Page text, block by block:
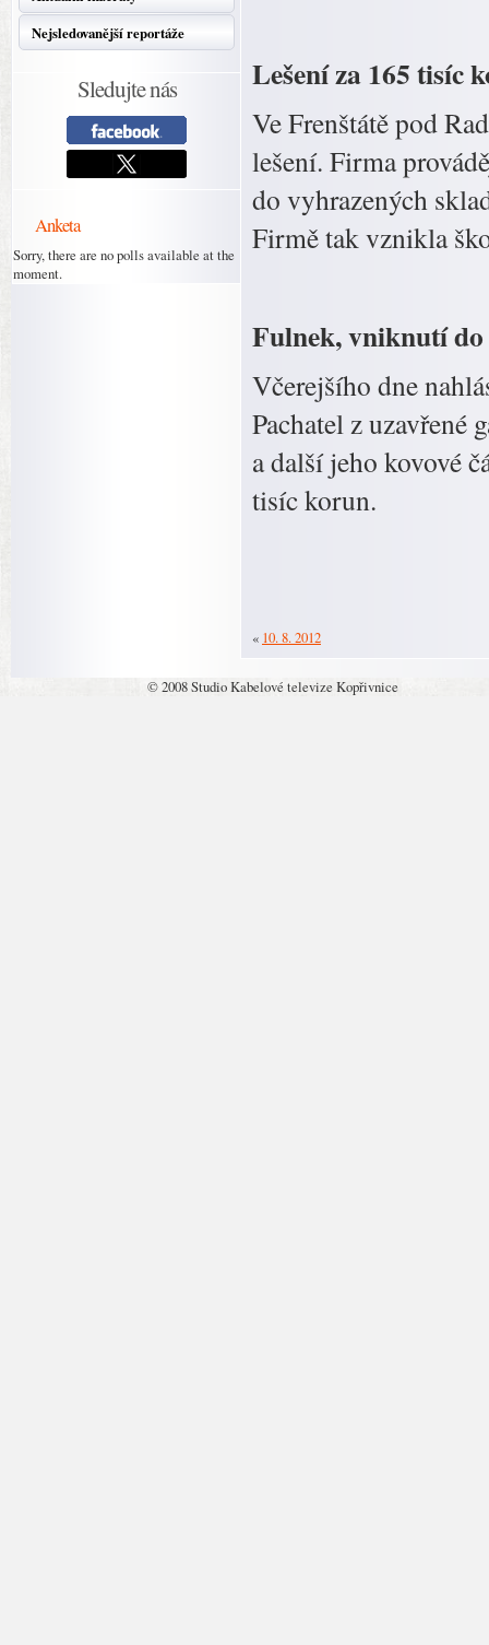
Nejsledovanější reportáže
Sledujte nás
Anketa
Sorry, there are no polls available at the
moment.
Lešení za 165 tisíc
Ve Frenštátě pod
lešení. Firma
do vyhrazených
Firmě tak vznikla
Fulnek, vniknutí
Včerejšího dne
Pachatel z uzavřené
a další jeho kovové
tisíc korun.
« 10. 8. 2012
© 2008 Studio Kabelové televize Kopřivnice